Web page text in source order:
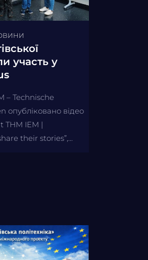
участь у
– Technische
опубліковано відео
THM IEM |
their stories”,...